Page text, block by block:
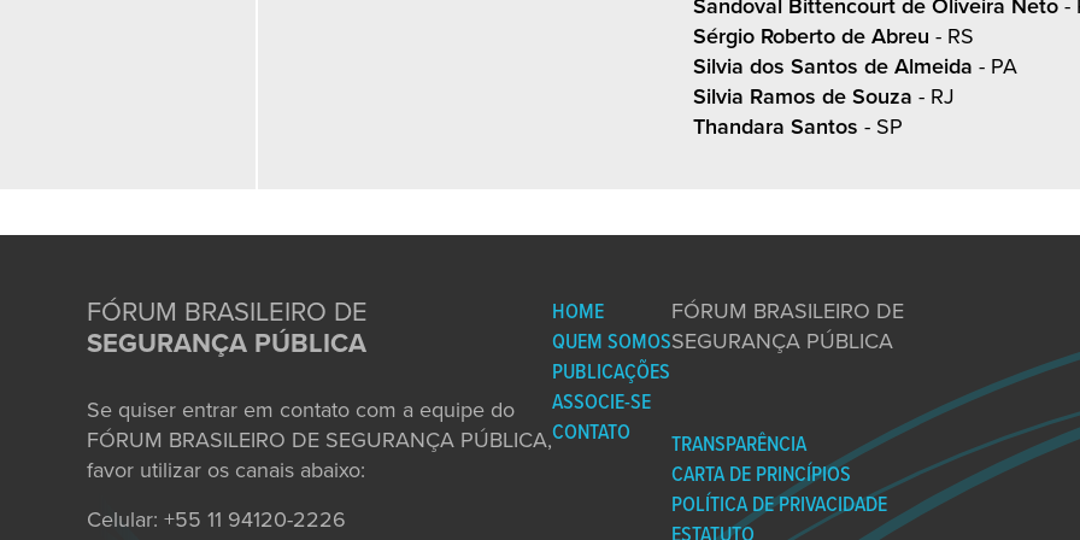
Sérgio Roberto de Abreu - RS
Silvia dos Santos de Almeida - PA
Silvia Ramos de Souza - RJ
Thandara Santos - SP
FÓRUM BRASILEIRO DE
SEGURANÇA PÚBLICA
Se quiser entrar em contato com a equipe do
FÓRUM BRASILEIRO DE SEGURANÇA PÚBLICA,
favor utilizar os canais abaixo:
Celular: +55 11 94120-2226
HOME
QUEM SOMOS
PUBLICAÇÕES
ASSOCIE-SE
CONTATO
FÓRUM BRASILEIRO DE
SEGURANÇA PÚBLICA
TRANSPARÊNCIA
CARTA DE PRINCÍPIOS
POLÍTICA DE PRIVACIDADE
ESTATUTO